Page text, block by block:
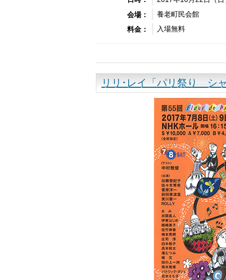
会場：
養老町民会館
料金：
入場無料
リリ･レイ「パリ祭り シ